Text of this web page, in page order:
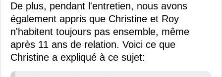
De plus, pendant l'entretien, nous avons
également appris que Christine et Roy
n'habitent toujours pas ensemble, même
après 11 ans de relation. Voici ce que
Christine a expliqué à ce sujet: